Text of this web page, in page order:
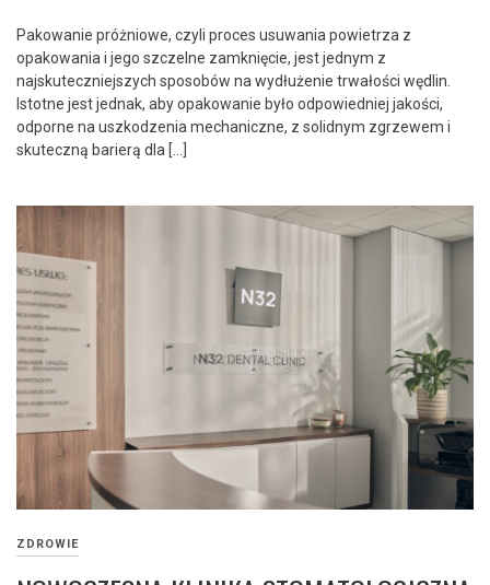
Pakowanie próżniowe, czyli proces usuwania powietrza z
opakowania i jego szczelne zamknięcie, jest jednym z
najskuteczniejszych sposobów na wydłużenie trwałości wędlin.
Istotne jest jednak, aby opakowanie było odpowiedniej jakości,
odporne na uszkodzenia mechaniczne, z solidnym zgrzewem i
skuteczną barierą dla […]
ZDROWIE